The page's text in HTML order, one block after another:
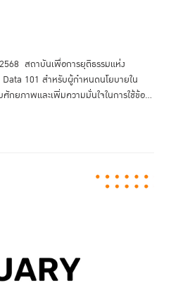
สถาบันเพื่อการยุติธรรมแห่ง
101 สำหรับผู้กำหนดนโยบายใน
กยภาพและเพิ่มความมั่นใจในการใช้ข้อ